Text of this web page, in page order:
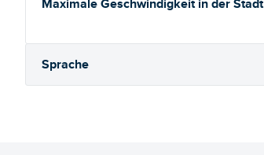
Sprache